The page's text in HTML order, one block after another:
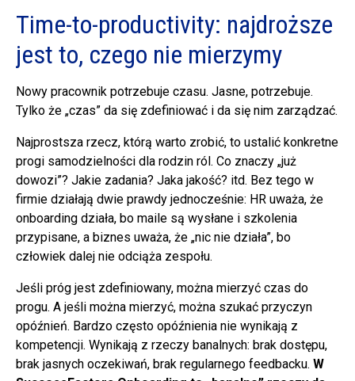
Time-to-productivity: najdroższe
jest to, czego nie mierzymy
Nowy pracownik potrzebuje czasu. Jasne, potrzebuje.
Tylko że „czas” da się zdefiniować i da się nim zarządzać.
Najprostsza rzecz, którą warto zrobić, to ustalić konkretne
progi samodzielności dla rodzin ról. Co znaczy „już
dowozi”? Jakie zadania? Jaka jakość? itd. Bez tego w
firmie działają dwie prawdy jednocześnie: HR uważa, że
onboarding działa, bo maile są wysłane i szkolenia
przypisane, a biznes uważa, że „nic nie działa”, bo
człowiek dalej nie odciąża zespołu.
Jeśli próg jest zdefiniowany, można mierzyć czas do
progu. A jeśli można mierzyć, można szukać przyczyn
opóźnień. Bardzo często opóźnienia nie wynikają z
kompetencji. Wynikają z rzeczy banalnych: brak dostępu,
brak jasnych oczekiwań, brak regularnego feedbacku. W